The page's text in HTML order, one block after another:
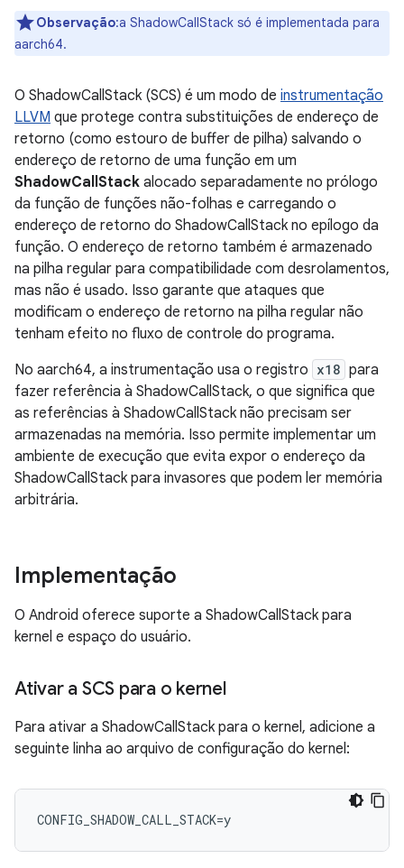
Observação:a ShadowCallStack só é implementada para
aarch64.
O ShadowCallStack (SCS) é um modo de instrumentação
LLVM que protege contra substituições de endereço de
retorno (como estouro de buffer de pilha) salvando o
endereço de retorno de uma função em um
ShadowCallStack alocado separadamente no prólogo
da função de funções não-folhas e carregando o
endereço de retorno do ShadowCallStack no epílogo da
função. O endereço de retorno também é armazenado
na pilha regular para compatibilidade com desrolamentos,
mas não é usado. Isso garante que ataques que
modificam o endereço de retorno na pilha regular não
tenham efeito no fluxo de controle do programa.
No aarch64, a instrumentação usa o registro x18 para
fazer referência à ShadowCallStack, o que significa que
as referências à ShadowCallStack não precisam ser
armazenadas na memória. Isso permite implementar um
ambiente de execução que evita expor o endereço da
ShadowCallStack para invasores que podem ler memória
arbitrária.
Implementação
O Android oferece suporte a ShadowCallStack para
kernel e espaço do usuário.
Ativar a SCS para o kernel
Para ativar a ShadowCallStack para o kernel, adicione a
seguinte linha ao arquivo de configuração do kernel:
CONFIG_SHADOW_CALL_STACK=y